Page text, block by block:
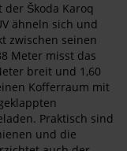
Škoda Karoq
ähneln sich und
zwischen seinen
Meter misst das
breit und 1,60
Kofferraum mit
Praktisch sind
und die